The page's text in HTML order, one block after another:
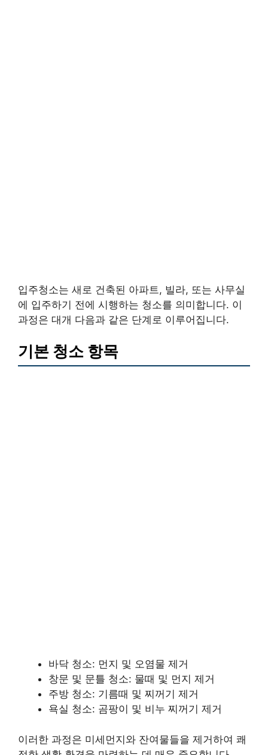
입주청소는 새로 건축된 아파트, 빌라, 또는 사무실
에 입주하기 전에 시행하는 청소를 의미합니다. 이
과정은 대개 다음과 같은 단계로 이루어집니다.
기본 청소 항목
바닥 청소: 먼지 및 오염물 제거
창문 및 문틀 청소: 물때 및 먼지 제거
주방 청소: 기름때 및 찌꺼기 제거
욕실 청소: 곰팡이 및 비누 찌꺼기 제거
이러한 과정은 미세먼지와 잔여물들을 제거하여 쾌